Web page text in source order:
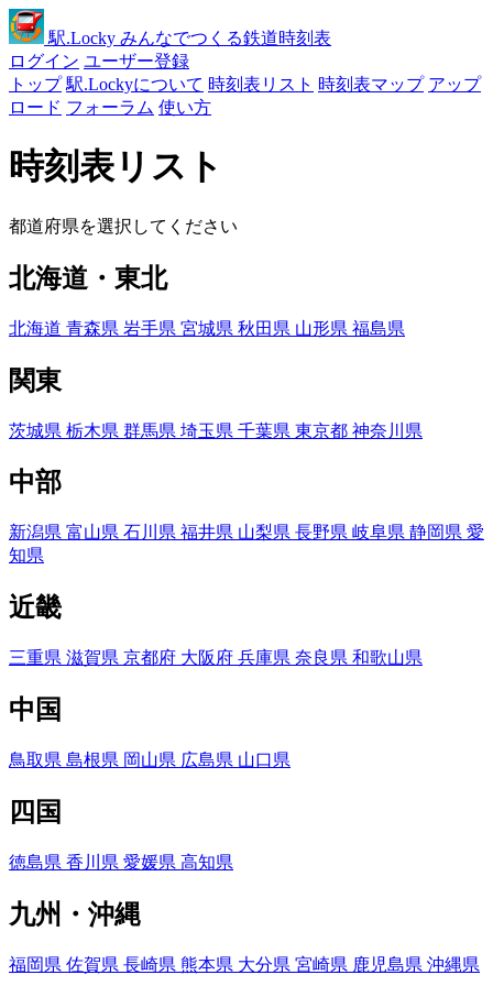
駅.Locky みんなでつくる鉄道時刻表
ログイン ユーザー登録
トップ 駅.Lockyについて 時刻表リスト 時刻表マップ アップ
ロード フォーラム 使い方
時刻表リスト
都道府県を選択してください
北海道・東北
北海道 青森県 岩手県 宮城県 秋田県 山形県 福島県
関東
茨城県 栃木県 群馬県 埼玉県 千葉県 東京都 神奈川県
中部
新潟県 富山県 石川県 福井県 山梨県 長野県 岐阜県 静岡県 愛
知県
近畿
三重県 滋賀県 京都府 大阪府 兵庫県 奈良県 和歌山県
中国
鳥取県 島根県 岡山県 広島県 山口県
四国
徳島県 香川県 愛媛県 高知県
九州・沖縄
福岡県 佐賀県 長崎県 熊本県 大分県 宮崎県 鹿児島県 沖縄県